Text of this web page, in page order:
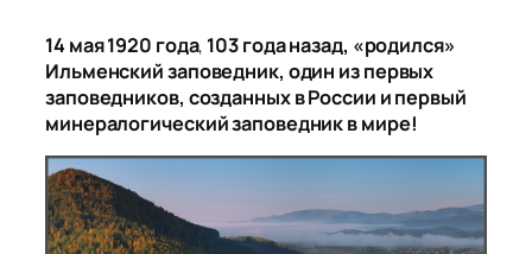
14 мая 1920 года, 103 года назад, «родился»
Ильменский заповедник, один из первых
заповедников, созданных в России и первый
минералогический заповедник в мире!